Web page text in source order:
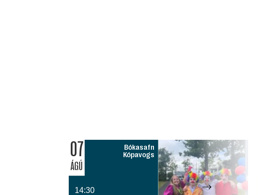
07
ÁGÚ
Bókasafn
Kópavogs
14:30